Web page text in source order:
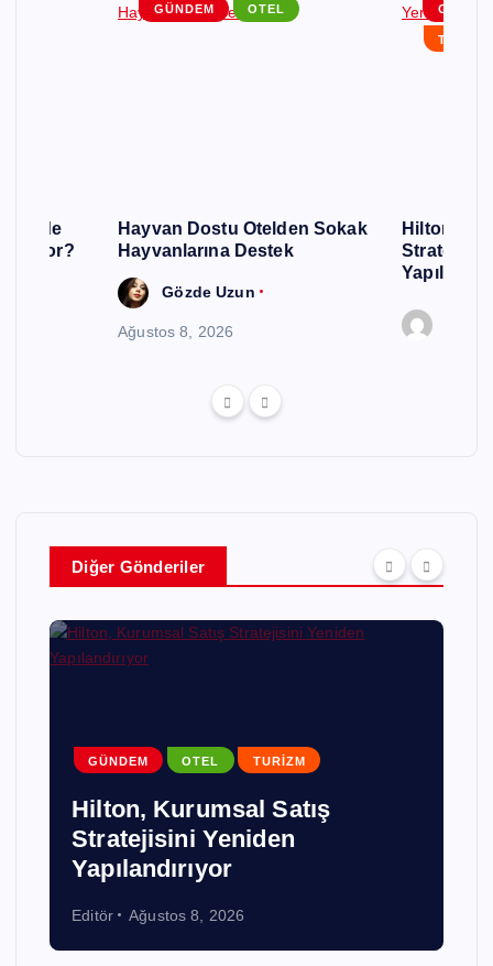
GÜNDEM OTEL
Hayvan Dostu Otelden Sokak
Hayvanlarına Destek
Gözde Uzun
Ağustos 8, 2026
TURIZM
Hilton,
Diğer Gönderiler
GÜNDEM OTEL TURIZM
Hilton, Kurumsal Satış
Stratejisini Yeniden
Yapılandırıyor
Editör Ağustos 8, 2026